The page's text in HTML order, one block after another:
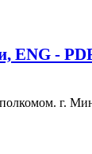
ENG -
г.